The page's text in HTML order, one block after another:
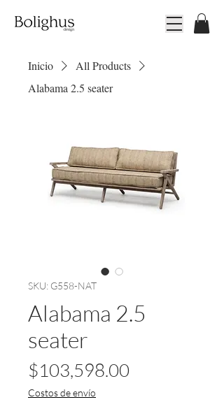
Inicio
All Products
Alabama 2.5 seater
SKU: G558-NAT
Alabama 2.5
seater
$103,598.00
Costos de envío